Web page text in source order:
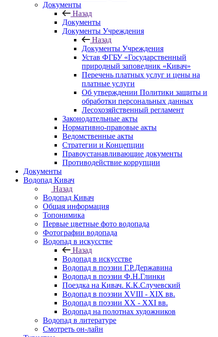
Документы
Назад
Документы
Документы Учреждения
Назад
Документы Учреждения
Устав ФГБУ «Государственный
природный заповедник «Кивач»
Перечень платных услуг и цены на
платные услуги
Об утверждении Политики защиты и
обработки персональных данных
Лесохозяйственный регламент
Законодательные акты
Нормативно-правовые акты
Ведомственные акты
Стратегии и Концепции
Правоустанавливающие документы
Противодействие коррупции
Документы
Водопад Кивач
Назад
Водопад Кивач
Общая информация
Топонимика
Первые цветные фото водопада
Фотографии водопада
Водопад в искусстве
Назад
Водопад в искусстве
Водопад в поэзии Г.Р.Державина
Водопад в поэзии Ф.Н.Глинки
Поездка на Кивач. К.К.Случевский
Водопад в поэзии XVIII - XIX вв.
Водопад в поэзии XX - XXI вв.
Водопад на полотнах художников
Водопад в литературе
Смотреть он-лайн